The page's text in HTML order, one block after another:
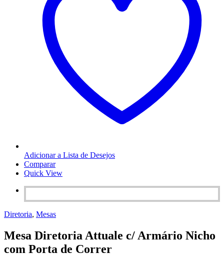
Adicionar a Lista de Desejos
Comparar
Quick View
Diretoria, Mesas
Mesa Diretoria Attuale c/ Armário Nicho
com Porta de Correr